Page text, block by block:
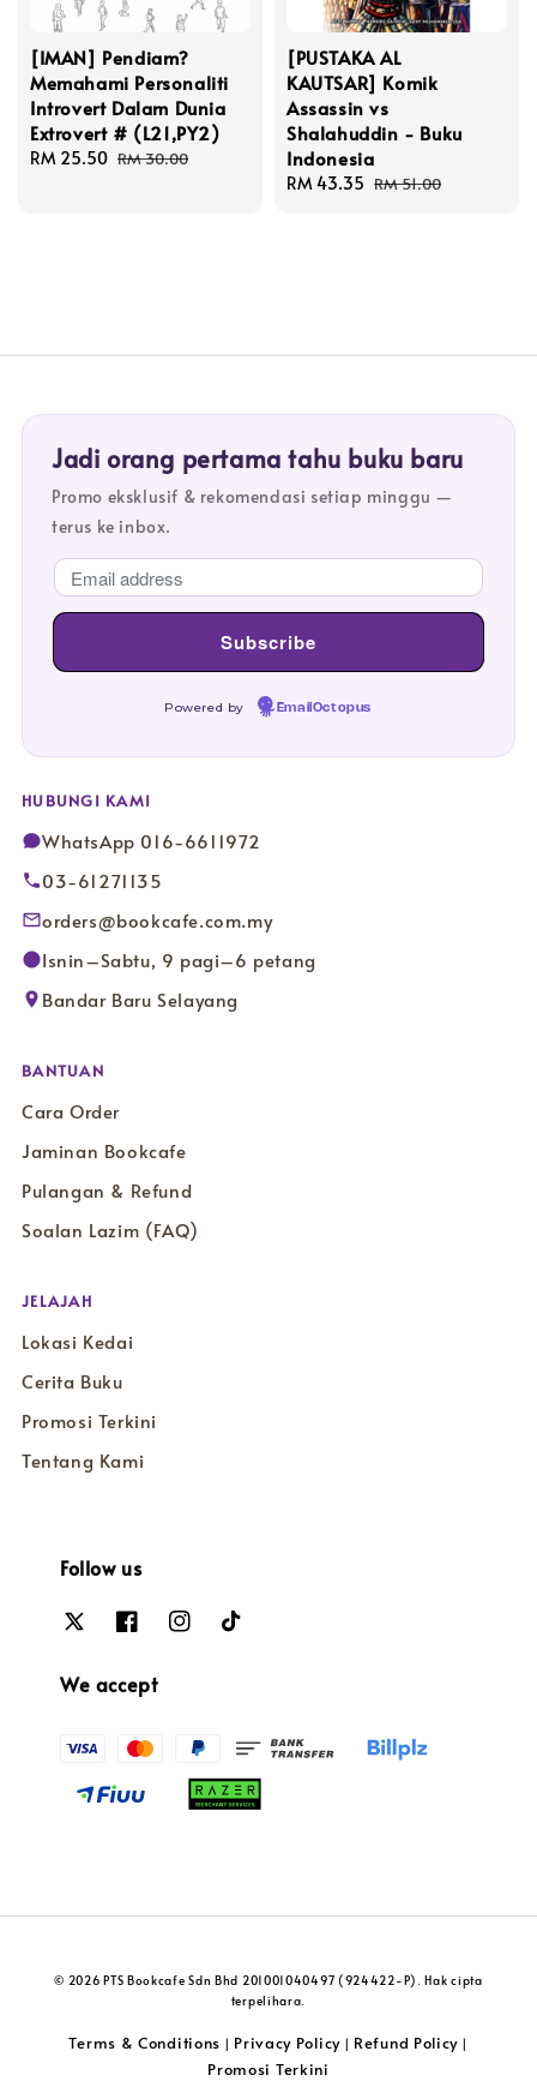
[IMAN] Pendiam?
Memahami Personaliti
Introvert Dalam Dunia
Extrovert # (L21,PY2)
Sale
RM 25.50 Regular
RM 30.00
[PUSTAKA AL
KAUTSAR] Komik
Assassin vs
Shalahuddin - Buku
Indonesia
Sale
RM 43.35 Regular
RM 51.00
Jadi orang pertama tahu buku baru
Promo eksklusif & rekomendasi setiap minggu —
terus ke inbox.
Powered by EmailOctopus
HUBUNGI KAMI
WhatsApp 016-6611972
03-61271135
orders@bookcafe.com.my
Isnin–Sabtu, 9 pagi–6 petang
Bandar Baru Selayang
BANTUAN
Cara Order
Jaminan Bookcafe
Pulangan & Refund
Soalan Lazim (FAQ)
JELAJAH
Lokasi Kedai
Cerita Buku
Promosi Terkini
Tentang Kami
Follow us
We accept
© 2026 PTS Bookcafe Sdn Bhd 201001040497 (924422-P). Hak cipta
terpelihara.
Terms & Conditions | Privacy Policy| Refund Policy |
Promosi Terkini